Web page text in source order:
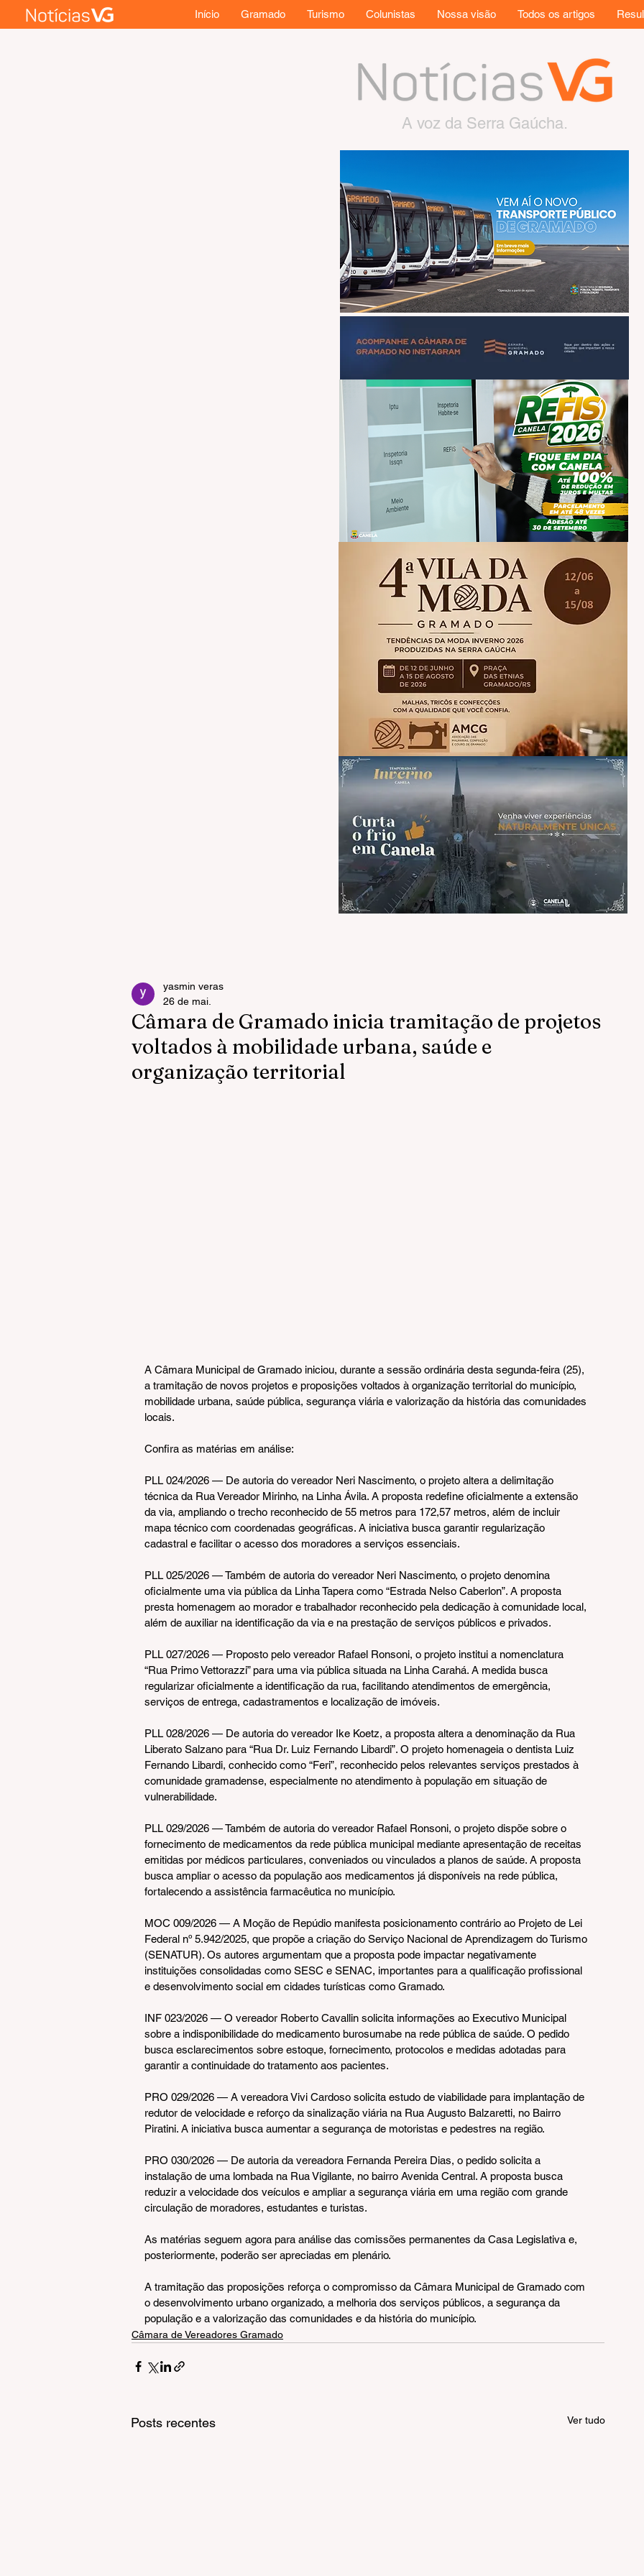
Início Gramado Turismo Colunistas Nossa visão Todos os artigos
A voz da Serra Gaúcha.
Câmara de Gramado inicia tramitação de projetos
voltados à mobilidade urbana, saúde e
organização territorial
yasmin veras
26 de mai.
A Câmara Municipal de Gramado iniciou, durante a sessão ordinária desta segunda-feira (25),
a tramitação de novos projetos e proposições voltados à organização territorial do município,
mobilidade urbana, saúde pública, segurança viária e valorização da história das comunidades
locais.
Confira as matérias em análise:
PLL 024/2026 — De autoria do vereador Neri Nascimento, o projeto altera a delimitação
técnica da Rua Vereador Mirinho, na Linha Ávila. A proposta redefine oficialmente a extensão
da via, ampliando o trecho reconhecido de 55 metros para 172,57 metros, além de incluir
mapa técnico com coordenadas geográficas. A iniciativa busca garantir regularização
cadastral e facilitar o acesso dos moradores a serviços essenciais.
PLL 025/2026 — Também de autoria do vereador Neri Nascimento, o projeto denomina
oficialmente uma via pública da Linha Tapera como “Estrada Nelso Caberlon”. A proposta
presta homenagem ao morador e trabalhador reconhecido pela dedicação à comunidade local,
além de auxiliar na identificação da via e na prestação de serviços públicos e privados.
PLL 027/2026 — Proposto pelo vereador Rafael Ronsoni, o projeto institui a nomenclatura
“Rua Primo Vettorazzi” para uma via pública situada na Linha Carahá. A medida busca
regularizar oficialmente a identificação da rua, facilitando atendimentos de emergência,
serviços de entrega, cadastramentos e localização de imóveis.
PLL 028/2026 — De autoria do vereador Ike Koetz, a proposta altera a denominação da Rua
Liberato Salzano para “Rua Dr. Luiz Fernando Libardi”. O projeto homenageia o dentista Luiz
Fernando Libardi, conhecido como “Feri”, reconhecido pelos relevantes serviços prestados à
comunidade gramadense, especialmente no atendimento à população em situação de
vulnerabilidade.
PLL 029/2026 — Também de autoria do vereador Rafael Ronsoni, o projeto dispõe sobre o
fornecimento de medicamentos da rede pública municipal mediante apresentação de receitas
emitidas por médicos particulares, conveniados ou vinculados a planos de saúde. A proposta
busca ampliar o acesso da população aos medicamentos já disponíveis na rede pública,
fortalecendo a assistência farmacêutica no município.
MOC 009/2026 — A Moção de Repúdio manifesta posicionamento contrário ao Projeto de Lei
Federal nº 5.942/2025, que propõe a criação do Serviço Nacional de Aprendizagem do Turismo
(SENATUR). Os autores argumentam que a proposta pode impactar negativamente
instituições consolidadas como SESC e SENAC, importantes para a qualificação profissional
e desenvolvimento social em cidades turísticas como Gramado.
INF 023/2026 — O vereador Roberto Cavallin solicita informações ao Executivo Municipal
sobre a indisponibilidade do medicamento burosumabe na rede pública de saúde. O pedido
busca esclarecimentos sobre estoque, fornecimento, protocolos e medidas adotadas para
garantir a continuidade do tratamento aos pacientes.
PRO 029/2026 — A vereadora Vivi Cardoso solicita estudo de viabilidade para implantação de
redutor de velocidade e reforço da sinalização viária na Rua Augusto Balzaretti, no Bairro
Piratini. A iniciativa busca aumentar a segurança de motoristas e pedestres na região.
PRO 030/2026 — De autoria da vereadora Fernanda Pereira Dias, o pedido solicita a
instalação de uma lombada na Rua Vigilante, no bairro Avenida Central. A proposta busca
reduzir a velocidade dos veículos e ampliar a segurança viária em uma região com grande
circulação de moradores, estudantes e turistas.
As matérias seguem agora para análise das comissões permanentes da Casa Legislativa e,
posteriormente, poderão ser apreciadas em plenário.
A tramitação das proposições reforça o compromisso da Câmara Municipal de Gramado com
o desenvolvimento urbano organizado, a melhoria dos serviços públicos, a segurança da
população e a valorização das comunidades e da história do município.
Câmara de Vereadores Gramado
Posts recentes Ver tudo